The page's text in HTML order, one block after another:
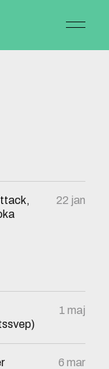
22 jan
1 maj
6 mar